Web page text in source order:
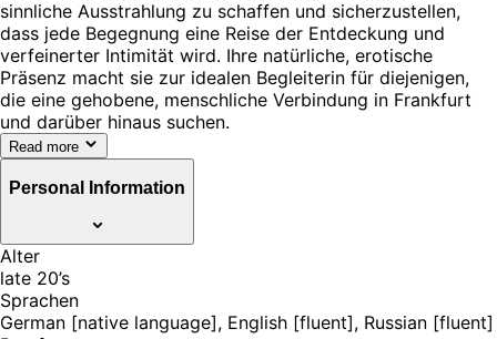
sinnliche Ausstrahlung zu schaffen und sicherzustellen,
dass jede Begegnung eine Reise der Entdeckung und
verfeinerter Intimität wird. Ihre natürliche, erotische
Präsenz macht sie zur idealen Begleiterin für diejenigen,
die eine gehobene, menschliche Verbindung in Frankfurt
und darüber hinaus suchen.
Read more
Personal Information
Alter
late 20’s
Sprachen
German [native language], English [fluent], Russian [fluent]